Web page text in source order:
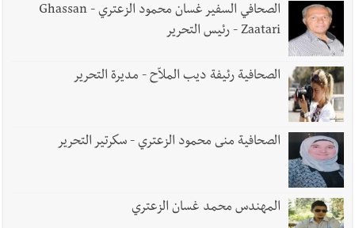
الصحافي السفير غسان محمود الزعتري - Ghassan
Zaatari - رئيس التحرير
الصحافية رئيفة ديب الملاّح - مديرة التحرير
الصحافية منى محمود الزعتري - سكرتير التحرير
المهندس محمد غسان الزعتري